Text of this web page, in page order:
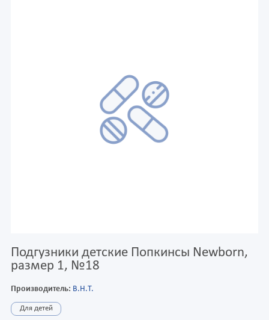
Подгузники детские Попкинсы Newborn,
размер 1, №18
Производитель: В.Н.Т.
Для детей